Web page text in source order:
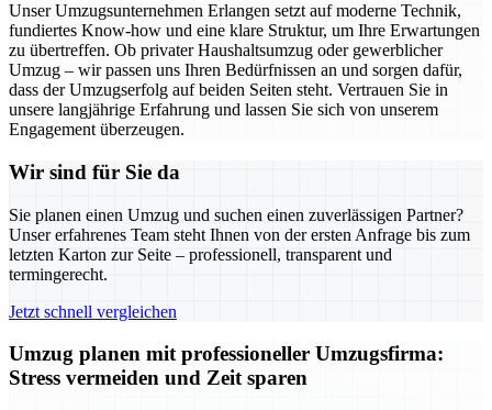
Unser Umzugsunternehmen Erlangen setzt auf moderne Technik,
fundiertes Know-how und eine klare Struktur, um Ihre Erwartungen
zu übertreffen. Ob privater Haushaltsumzug oder gewerblicher
Umzug – wir passen uns Ihren Bedürfnissen an und sorgen dafür,
dass der Umzugserfolg auf beiden Seiten steht. Vertrauen Sie in
unsere langjährige Erfahrung und lassen Sie sich von unserem
Engagement überzeugen.
Wir sind für Sie da
Sie planen einen Umzug und suchen einen zuverlässigen Partner?
Unser erfahrenes Team steht Ihnen von der ersten Anfrage bis zum
letzten Karton zur Seite – professionell, transparent und
termingerecht.
Jetzt schnell vergleichen
Umzug planen mit professioneller Umzugsfirma:
Stress vermeiden und Zeit sparen